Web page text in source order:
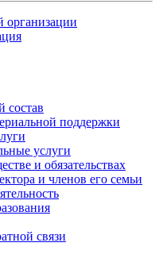
организации
состав
поддержки
услуги
и обязательствах
и членов его семьи
связи